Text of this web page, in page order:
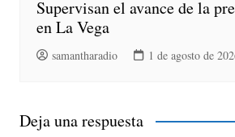
Supervisan el avance de la
en La Vega
samantharadio 1 de agosto de
Deja una respuesta